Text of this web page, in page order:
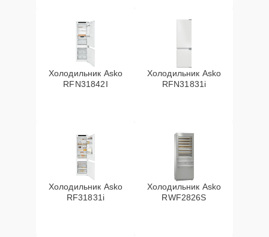
Холодильник Asko
RFN31842I
Холодильник Asko
RFN31831i
Холодильник Asko
RF31831i
Холодильник Asko
RWF2826S